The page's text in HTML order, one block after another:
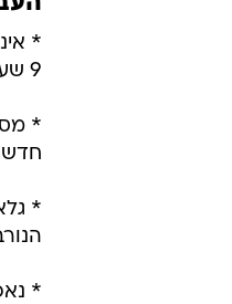
*
9 שערים ב-12 משחקים בחצי העונה הראשונה בשווייץ.
*
*
הנורבגי
*